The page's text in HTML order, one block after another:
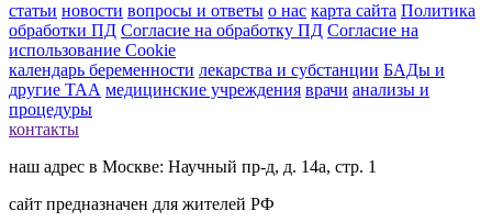
статьи новости вопросы и ответы о нас карта сайта Политика
обработки ПД Согласие на обработку ПД Согласие на
использование Cookie
календарь беременности лекарства и субстанции БАДы и
другие ТАА медицинские учреждения врачи анализы и
процедуры
контакты
наш адрес в Москве: Научный пр-д, д. 14а, стр. 1
сайт предназначен для жителей РФ